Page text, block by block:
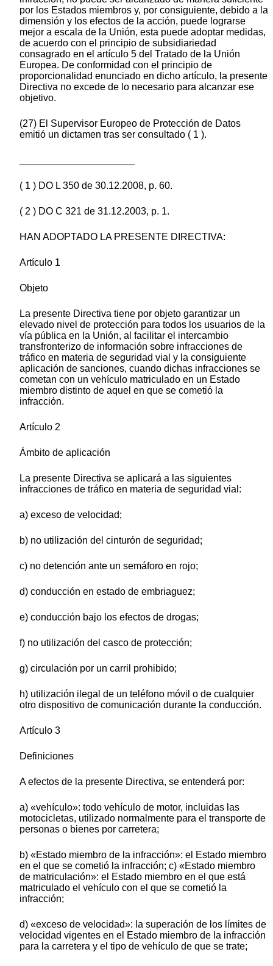
por los Estados miembros y, por consiguiente, debido a la
dimensión y los efectos de la acción, puede lograrse
mejor a escala de la Unión, esta puede adoptar medidas,
de acuerdo con el principio de subsidiariedad
consagrado en el artículo 5 del Tratado de la Unión
Europea. De conformidad con el principio de
proporcionalidad enunciado en dicho artículo, la presente
Directiva no excede de lo necesario para alcanzar ese
objetivo.
(27) El Supervisor Europeo de Protección de Datos
emitió un dictamen tras ser consultado ( 1 ).
( 1 ) DO L 350 de 30.12.2008, p. 60.
( 2 ) DO C 321 de 31.12.2003, p. 1.
HAN ADOPTADO LA PRESENTE DIRECTIVA:
Artículo 1
Objeto
La presente Directiva tiene por objeto garantizar un
elevado nivel de protección para todos los usuarios de la
vía pública en la Unión, al facilitar el intercambio
transfronterizo de información sobre infracciones de
tráfico en materia de seguridad vial y la consiguiente
aplicación de sanciones, cuando dichas infracciones se
cometan con un vehículo matriculado en un Estado
miembro distinto de aquel en que se cometió la
infracción.
Artículo 2
Ámbito de aplicación
La presente Directiva se aplicará a las siguientes
infracciones de tráfico en materia de seguridad vial:
a) exceso de velocidad;
b) no utilización del cinturón de seguridad;
c) no detención ante un semáforo en rojo;
d) conducción en estado de embriaguez;
e) conducción bajo los efectos de drogas;
f) no utilización del casco de protección;
g) circulación por un carril prohibido;
h) utilización ilegal de un teléfono móvil o de cualquier
otro dispositivo de comunicación durante la conducción.
Artículo 3
Definiciones
A efectos de la presente Directiva, se entenderá por:
a) «vehículo»: todo vehículo de motor, incluidas las
motocicletas, utilizado normalmente para el transporte de
personas o bienes por carretera;
b) «Estado miembro de la infracción»: el Estado miembro
en el que se cometió la infracción; c) «Estado miembro
de matriculación»: el Estado miembro en el que está
matriculado el vehículo con el que se cometió la
infracción;
d) «exceso de velocidad»: la superación de los límites de
velocidad vigentes en el Estado miembro de la infracción
para la carretera y el tipo de vehículo de que se trate;